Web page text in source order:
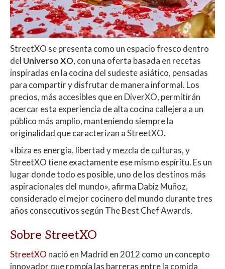
StreetXO se presenta como un espacio fresco dentro
del Universo XO, con una oferta basada en recetas
inspiradas en la cocina del sudeste asiático, pensadas
para compartir y disfrutar de manera informal. Los
precios, más accesibles que en DiverXO, permitirán
acercar esta experiencia de alta cocina callejera a un
público más amplio, manteniendo siempre la
originalidad que caracterizan a StreetXO.
«Ibiza es energía, libertad y mezcla de culturas, y
StreetXO tiene exactamente ese mismo espíritu. Es un
lugar donde todo es posible, uno de los destinos más
aspiracionales del mundo», afirma Dabiz Muñoz,
considerado el mejor cocinero del mundo durante tres
años consecutivos según The Best Chef Awards.
Sobre StreetXO
StreetXO nació en Madrid en 2012 como un concepto
innovador que rompía las barreras entre la comida